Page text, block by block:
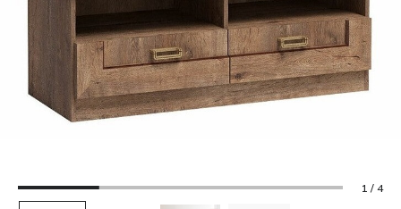
+36 1 550 7624
4.7
1 / 4